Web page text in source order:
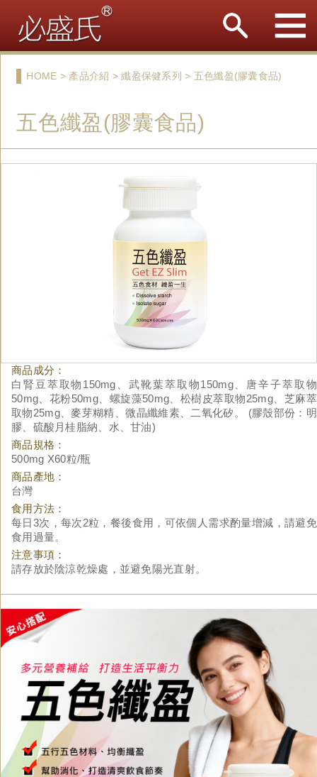
HOME > 產品介紹 > 纖盈保健系列 > 五色纖盈(膠囊食品)
五色纖盈(膠囊食品)
商品成分：
白腎豆萃取物150mg、武靴葉萃取物150mg、唐辛子萃取物
50mg、花粉50mg、螺旋藻50mg、松樹皮萃取物25mg、芝麻萃
取物25mg、麥芽糊精、微晶纖維素、二氧化矽。 (膠殼部份：明
膠、硫酸月桂脂納、水、甘油)
商品規格：
500mg X60粒/瓶
商品產地：
台灣
食用方法：
每日3次，每次2粒，餐後食用，可依個人需求酌量增減，請避免
食用過量。
注意事項：
請存放於陰涼乾燥處，並避免陽光直射。